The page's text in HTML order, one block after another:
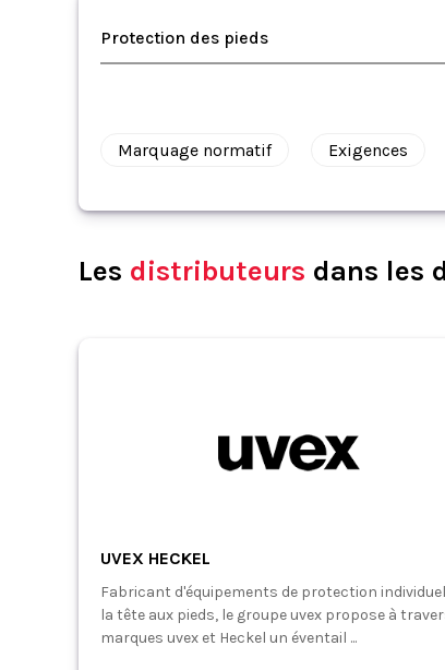
Protection des pieds
Marquage normatif Exigences
Les distributeurs dans les
UVEX HECKEL
Fabricant d'équipements de protection
la tête aux pieds, le groupe uvex propose à
marques uvex et Heckel un éventail ...